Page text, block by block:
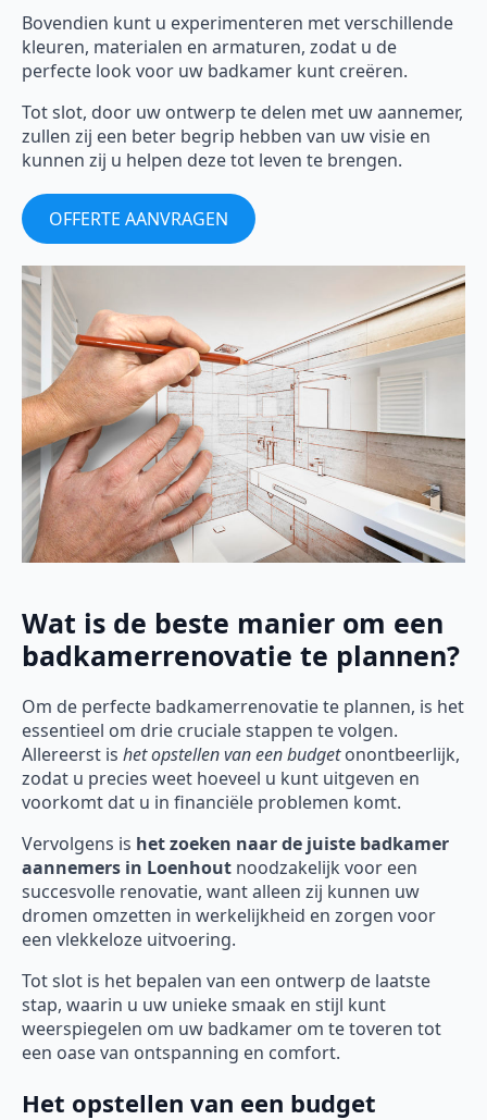
Bovendien kunt u experimenteren met verschillende
kleuren, materialen en armaturen, zodat u de
perfecte look voor uw badkamer kunt creëren.
Tot slot, door uw ontwerp te delen met uw aannemer,
zullen zij een beter begrip hebben van uw visie en
kunnen zij u helpen deze tot leven te brengen.
OFFERTE AANVRAGEN
Wat is de beste manier om een
badkamerrenovatie te plannen?
Om de perfecte badkamerrenovatie te plannen, is het
essentieel om drie cruciale stappen te volgen.
Allereerst is het opstellen van een budgetonontbeerlijk,
zodat u precies weet hoeveel u kunt uitgeven en
voorkomt dat u in financiële problemen komt.
Vervolgens is het zoeken naar de juiste badkamer
aannemers in Loenhout noodzakelijk voor een
succesvolle renovatie, want alleen zij kunnen uw
dromen omzetten in werkelijkheid en zorgen voor
een vlekkeloze uitvoering.
Tot slot is het bepalen van een ontwerp de laatste
stap, waarin u uw unieke smaak en stijl kunt
weerspiegelen om uw badkamer om te toveren tot
een oase van ontspanning en comfort.
Het opstellen van een budget